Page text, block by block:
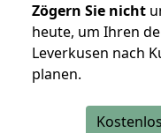
Zögern Sie nicht
heute, um Ihren
Leverkusen nach
planen.